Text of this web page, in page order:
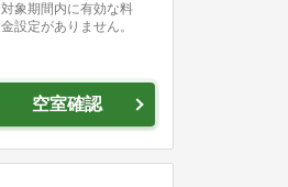
対象期間内に有効な料
金設定がありません。
空室確認